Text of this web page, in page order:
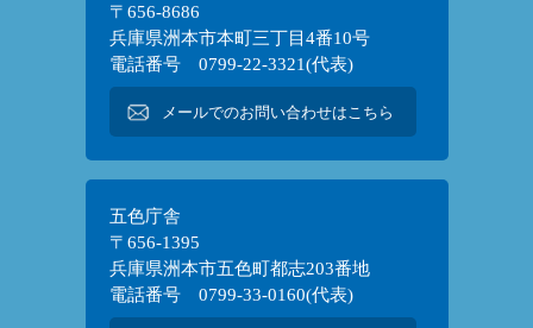
〒656-8686
兵庫県洲本市本町三丁目4番10号
電話番号 0799-22-3321(代表)
メールでのお問い合わせはこちら
五色庁舎
〒656-1395
兵庫県洲本市五色町都志203番地
電話番号 0799-33-0160(代表)